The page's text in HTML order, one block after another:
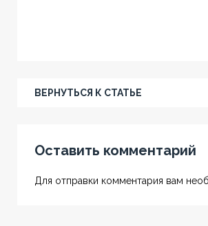
ВЕРНУТЬСЯ К СТАТЬЕ
Оставить комментарий
Для отправки комментария вам